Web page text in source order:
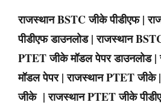
राजस्थान BSTCजीके पीडीएफ |
पीडीएफ डाउनलोड |राजस्थान
PTETजीके मॉडल पेपर डाउनलोड |
मॉडल पेपर |राजस्थानPTETजीके
जीके |राजस्थान PTETजीके